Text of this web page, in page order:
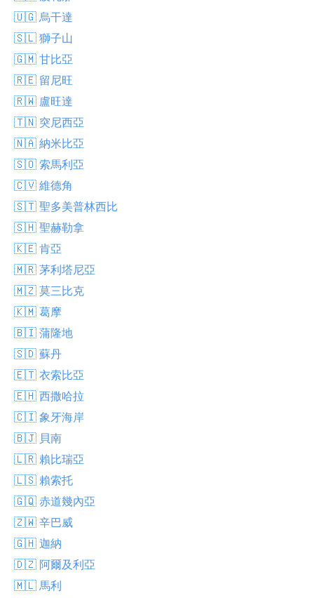
🇺🇬 烏干達
🇸🇱 獅子山
🇬🇲 甘比亞
🇷🇪 留尼旺
🇷🇼 盧旺達
🇹🇳 突尼西亞
🇳🇦 納米比亞
🇸🇴 索馬利亞
🇨🇻 維德角
🇸🇹 聖多美普林西比
🇸🇭 聖赫勒拿
🇰🇪 肯亞
🇲🇷 茅利塔尼亞
🇲🇿 莫三比克
🇰🇲 葛摩
🇧🇮 蒲隆地
🇸🇩 蘇丹
🇪🇹 衣索比亞
🇪🇭 西撒哈拉
🇨🇮 象牙海岸
🇧🇯 貝南
🇱🇷 賴比瑞亞
🇱🇸 賴索托
🇬🇶 赤道幾內亞
🇿🇼 辛巴威
🇬🇭 迦納
🇩🇿 阿爾及利亞
🇲🇱 馬利